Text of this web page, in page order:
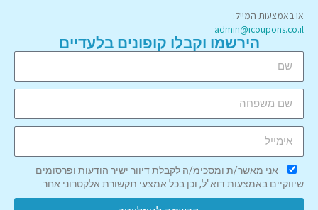
או באמצעות המייל:
admin@icoupons.co.il
הירשמו וקבלו קופונים בלעדיים
אני מאשר/ת ומסכימ/ה לקבלת דיוור ישיר הודעות ופרסומים
שיווקיים באמצעות דוא"ל, וכן בכל אמצעי תקשורת אלקטרוני אחר.